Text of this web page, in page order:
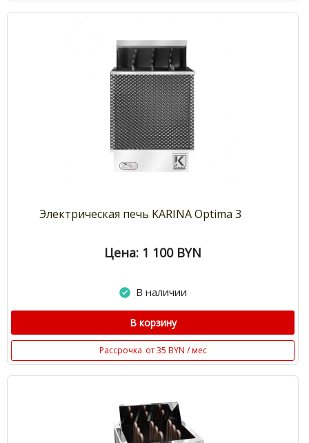
Электрическая печь KARINA Optima 3
Цена: 1 100 BYN
В наличии
В корзину
Рассрочка от 35 BYN / мес